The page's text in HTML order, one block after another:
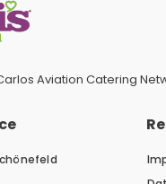
Aviation Catering